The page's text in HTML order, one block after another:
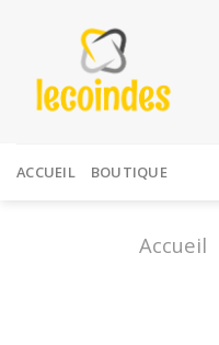
ACCUEIL BOUTIQUE
Accueil